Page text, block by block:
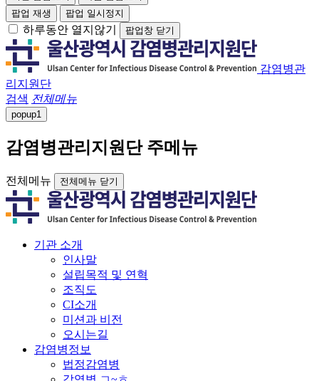
팝업 재생
팝업 일시정지
하루동안 열지않기 팝업창 닫기
감염병관
리지원단
검색 전체메뉴
popup1
감염병관리지원단 주메뉴
전체메뉴 전체메뉴 닫기
기관 소개
인사말
설립목적 및 연혁
조직도
CI소개
미션과 비전
오시는길
감염병정보
법정감염병